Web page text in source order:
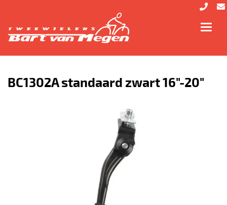
BC1302A standaard zwart 16"-20"